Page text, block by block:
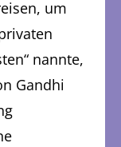
um
nannte,
Gandhi